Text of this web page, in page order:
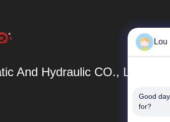
And Hydraulic CO., LTD.
Lou
Good
for?